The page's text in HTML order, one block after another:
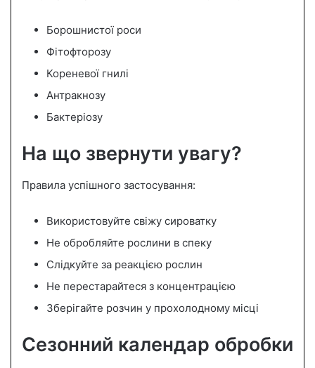
Борошнистої роси
Фітофторозу
Кореневої гнилі
Антракнозу
Бактеріозу
На що звернути увагу?
Правила успішного застосування:
Використовуйте свіжу сироватку
Не обробляйте рослини в спеку
Слідкуйте за реакцією рослин
Не перестарайтеся з концентрацією
Зберігайте розчин у прохолодному місці
Сезонний календар обробки